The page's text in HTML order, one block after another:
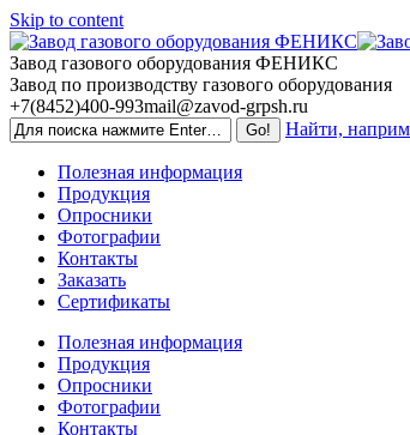
Skip to content
Завод газового оборудования ФЕНИКС
Завод по производству газового оборудования
+7(8452)400-993mail@zavod-grpsh.ru
Найти,
Полезная информация
Продукция
Опросники
Фотографии
Контакты
Заказать
Сертификаты
Полезная информация
Продукция
Опросники
Фотографии
Контакты